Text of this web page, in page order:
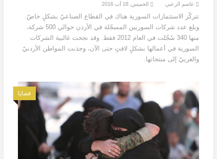
عاصم الزعبي الخميس, 18 آب 2016
تتركّز الاستثمارات السورية هناك في القطاع الصناعيّ بشكلٍ خاصّ.
وبلغ عدد شركات السوريين المسجّلة في الأردن حوالي 500 شركة،
منها 340 سُجّلت في العام 2012 فقط. وقد نجحت غالبية الشركات
السورية في أعمالها بشكلٍ لافتٍ حتى الآن، وجذبت المواطن الأردنيّ
والعربيّ إلى منتجاتها.
قضايا